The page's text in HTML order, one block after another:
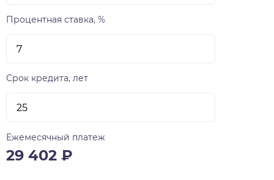
Процентная ставка, %
Срок кредита, лет
Ежемесячный платеж
29 402 ₽